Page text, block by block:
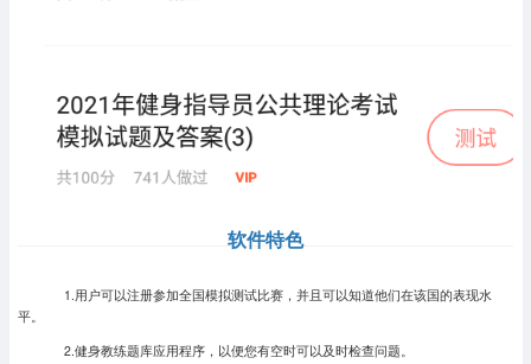
软件特色
1.用户可以注册参加全国模拟测试比赛，并且可以知道他们在该国的表现水
平。
2.健身教练题库应用程序，以便您有空时可以及时检查问题。